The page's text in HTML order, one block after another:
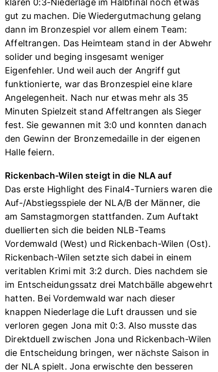
klaren 0:3-Niederlage im Halbfinal noch etwas
gut zu machen. Die Wiedergutmachung gelang
dann im Bronzespiel vor allem einem Team:
Affeltrangen. Das Heimteam stand in der Abwehr
solider und beging insgesamt weniger
Eigenfehler. Und weil auch der Angriff gut
funktionierte, war das Bronzespiel eine klare
Angelegenheit. Nach nur etwas mehr als 35
Minuten Spielzeit stand Affeltrangen als Sieger
fest. Sie gewannen mit 3:0 und konnten danach
den Gewinn der Bronzemedaille in der eigenen
Halle feiern.
Rickenbach-Wilen steigt in die NLA auf
Das erste Highlight des Final4-Turniers waren die
Auf-/Abstiegsspiele der NLA/B der Männer, die
am Samstagmorgen stattfanden. Zum Auftakt
duellierten sich die beiden NLB-Teams
Vordemwald (West) und Rickenbach-Wilen (Ost).
Rickenbach-Wilen setzte sich dabei in einem
veritablen Krimi mit 3:2 durch. Dies nachdem sie
im Entscheidungssatz drei Matchbälle abgewehrt
hatten. Bei Vordemwald war nach dieser
knappen Niederlage die Luft draussen und sie
verloren gegen Jona mit 0:3. Also musste das
Direktduell zwischen Jona und Rickenbach-Wilen
die Entscheidung bringen, wer nächste Saison in
der NLA spielt. Jona erwischte den besseren